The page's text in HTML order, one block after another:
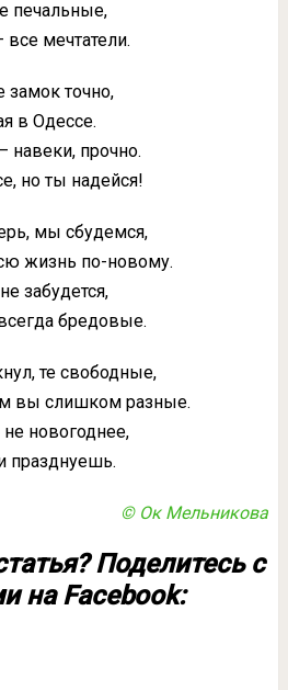
печальные,
мечтатели.
точно,
в Одессе.
навеки, прочно.
но ты надейся!
мы сбудемся,
жизнь по-новому.
забудется,
бредовые.
те свободные,
вы слишком разные.
новогоднее,
празднуешь.
© Ок Мельникова
Поделитесь с
на Facebook: